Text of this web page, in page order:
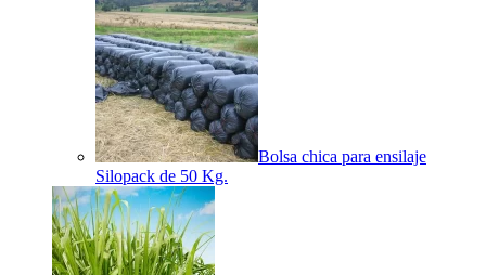
Bolsa chica para ensilaje
Silopack de 50 Kg.